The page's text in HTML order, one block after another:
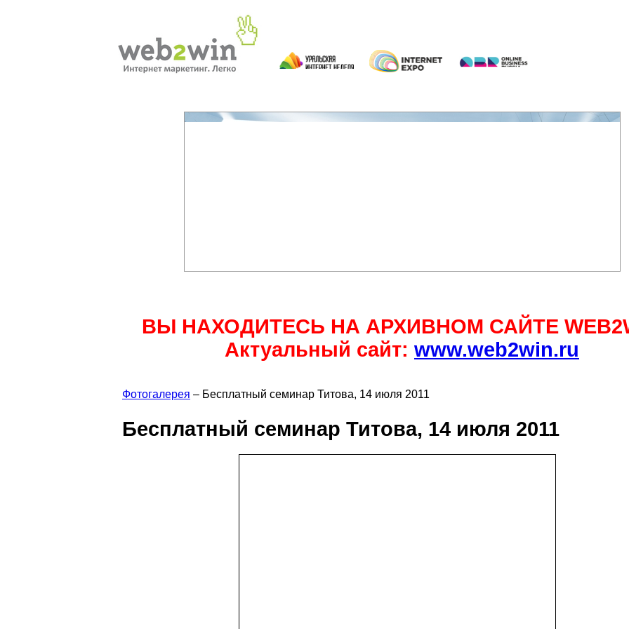
ВЫ НАХОДИТЕСЬ НА АРХИВНОМ САЙТЕ
Актуальный сайт: www.web2win.ru
Фотогалерея – Бесплатный семинар Титова, 14 июля 2011
Бесплатный семинар Титова, 14 июля 2011